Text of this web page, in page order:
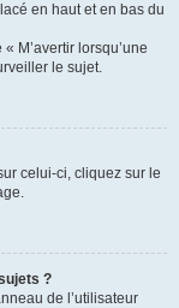
en haut et en bas du
M’avertir lorsqu’une
le sujet.
celui-ci, cliquez sur le
?
de l’utilisateur